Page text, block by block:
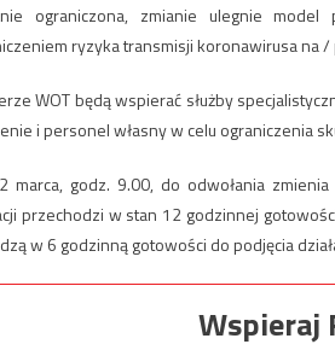
ograniczona, zmianie ulegnie
ryzyka transmisji koronawirusa na /
WOT będą wspierać służby
i personel własny w celu ograniczenia
marca, godz. 9.00, do odwołania
przechodzi w stan 12 godzinnej
w 6 godzinną gotowości do podjęcia
Wspieraj